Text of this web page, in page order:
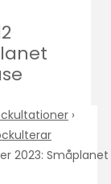
›
2023: Småplanet